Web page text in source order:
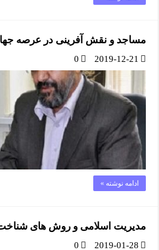
مساجد و نقش آفرینی در عرصه
2019-12-21
0
ادامه نوشته »
مدیریت اسلامی و روش های
2019-01-28
0